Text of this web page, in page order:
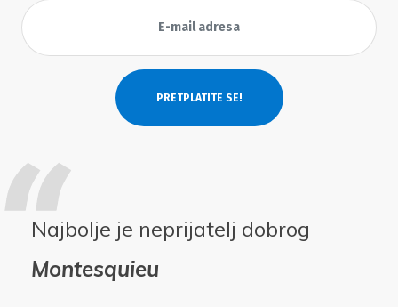
Najbolje je neprijatelj dobrog
Montesquieu